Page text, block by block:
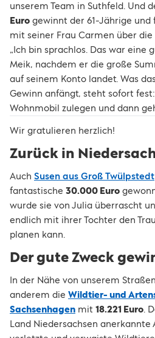
unserem Team in Suthfeld. Und
Euro gewinnt der 61-Jährige
mit seiner Frau Carmen über die
„Ich bin sprachlos. Das war eine
Meik, nachdem er die große
auf seinem Konto landet. Was
Gewinn anfängt, steht sofort
Wohnmobil zulegen und dann
Wir gratulieren herzlich!
Zurück in
Auch Susen aus Groß Twülpstedt
fantastische 30.000 Euro
wurde sie von Julia überrascht
endlich mit ihrer Tochter den
planen kann.
Der gute Zweck
In der Nähe von unserem
anderem die Wildtier- und
Sachsenhagen mit 18.221 Euro.
Land Niedersachsen anerkannte